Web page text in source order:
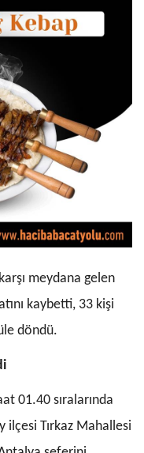
meydana gelen
kaybetti, 33 kişi
döndü.
01.40 sıralarında
ilçesi Tırkaz Mahallesi